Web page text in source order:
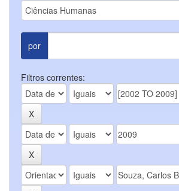
por
Filtros correntes: